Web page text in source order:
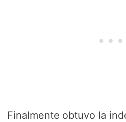
Finalmente obtuvo la